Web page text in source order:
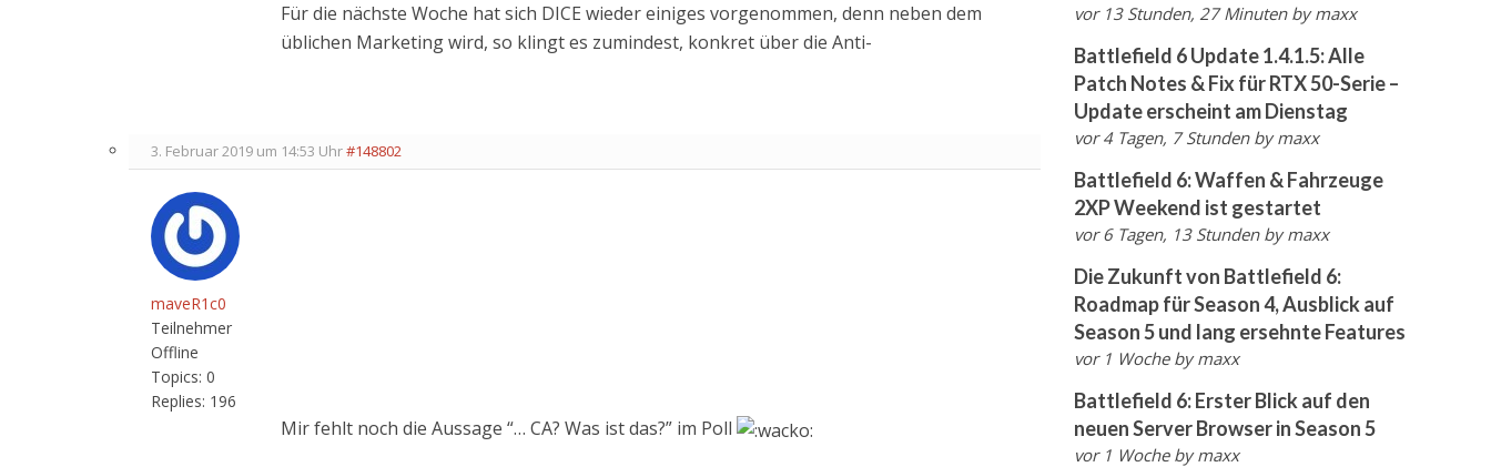
Für die nächste Woche hat sich DICE wieder einiges vorgenommen, denn neben dem
üblichen Marketing wird, so klingt es zumindest, konkret über die Anti-
3. Februar 2019 um 14:53 Uhr#148802
maveR1c0
Teilnehmer
Offline
Topics: 0
Replies: 196
Mir fehlt noch die Aussage “… CA? Was ist das?” im Poll
vor 13 Stunden, 27 Minuten bymaxx
Battlefield 6 Update 1.4.1.5: Alle
Patch Notes & Fix für RTX 50-Serie –
Update erscheint am Dienstag
vor 4 Tagen, 7 Stunden bymaxx
Battlefield 6: Waffen & Fahrzeuge
2XP Weekend ist gestartet
vor 6 Tagen, 13 Stunden bymaxx
Die Zukunft von Battlefield 6:
Roadmap für Season 4, Ausblick auf
Season 5 und lang ersehnte Features
vor 1 Woche bymaxx
Battlefield 6: Erster Blick auf den
neuen Server Browser in Season 5
vor 1 Woche bymaxx